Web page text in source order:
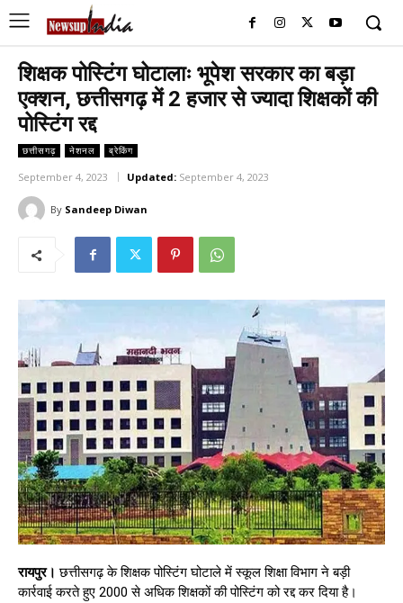
शिक्षक पोस्टिंग घोटालाः भूपेश सरकार का बड़ा
एक्शन, छत्तीसगढ़ में 2 हजार से ज्यादा शिक्षकों की
पोस्टिंग रद्द
छत्तीसगढ़ नेशनल ब्रेकिंग
September 4, 2023 Updated: September 4, 2023
By Sandeep Diwan
रायपुर।छत्तीसगढ़ के शिक्षक पोस्टिंग घोटाले में स्कूल शिक्षा विभाग ने बड़ी
कार्रवाई करते हुए 2000 से अधिक शिक्षकों की पोस्टिंग को रद्द कर दिया है।